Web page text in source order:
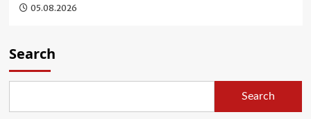
05.08.2026
Search
Search